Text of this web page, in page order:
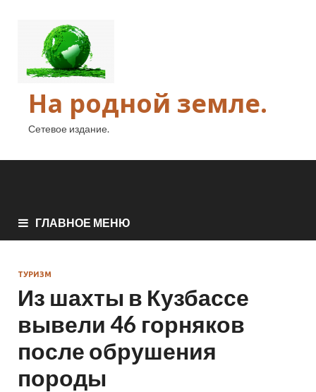
На родной земле.
Сетевое издание.
ГЛАВНОЕ МЕНЮ
ТУРИЗМ
Из шахты в Кузбассе
вывели 46 горняков
после обрушения
породы